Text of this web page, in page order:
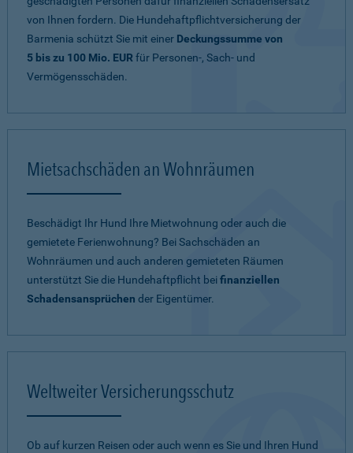
von Ihnen fordern. Die Hundehaftpflichtversicherung der
Barmenia schützt Sie mit einer Deckungssumme von
5 bis zu 100 Mio. EURfür Personen-, Sach- und
Vermögensschäden.
Mietsachschäden an Wohnräumen
Beschädigt Ihr Hund Ihre Mietwohnung oder auch die
gemietete Ferienwohnung? Bei Sachschäden an
Wohnräumen und auch anderen gemieteten Räumen
unterstützt Sie die Hundehaftpflicht beifinanziellen
Schadensansprüchen der Eigentümer.
Weltweiter Versicherungsschutz
Ob auf kurzen Reisen oder auch wenn es Sie und Ihren Hund